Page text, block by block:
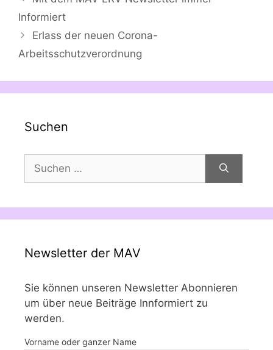
Informiert
Erlass der neuen Corona-
Arbeitsschutzverordnung
Suchen
nach:
Newsletter der MAV
Sie können unseren Newsletter Abonnieren
um über neue Beiträge Innformiert zu
werden.
Vorname oder ganzer Name